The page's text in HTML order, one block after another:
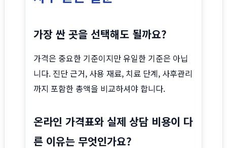
가장 싼 곳을 선택해도 될까요?
가격은 중요한 기준이지만 유일한 기준은 아닙
니다. 진단 근거, 사용 재료, 치료 단계, 사후관리
까지 포함한 총액을 비교하셔야 합니다.
온라인 가격표와 실제 상담 비용이 다
른 이유는 무엇인가요?